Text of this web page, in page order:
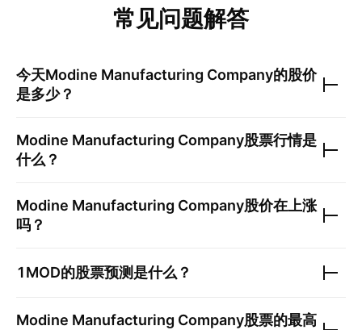
常见问题解答
今天Modine Manufacturing Company的股价
是多少？
Modine Manufacturing Company股票行情是
什么？
Modine Manufacturing Company股价在上涨
吗？
1MOD的股票预测是什么？
Modine Manufacturing Company股票的最高